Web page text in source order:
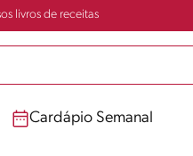
livros de receitas
Cardápio Semanal